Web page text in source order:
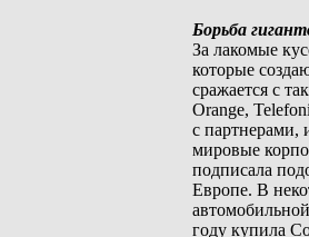
Борьба
За лакомые
которые
сражается с
Orange,
с партнерами,
мировые
подписала
Европе. В
году купила